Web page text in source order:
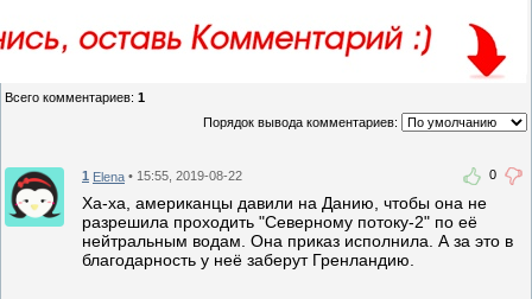
Всего комментариев: 1
Порядок вывода комментариев:
0
1 Elena • 15:55, 2019-08-22
Ха-ха, американцы давили на Данию, чтобы она не
разрешила проходить "Северному потоку-2" по её
нейтральным водам. Она приказ исполнила. А за это в
благодарность у неё заберут Гренландию.